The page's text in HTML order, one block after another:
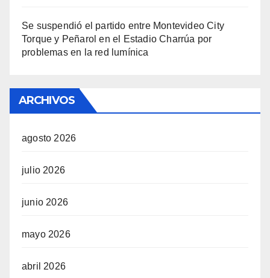
Se suspendió el partido entre Montevideo City
Torque y Peñarol en el Estadio Charrúa por
problemas en la red lumínica
ARCHIVOS
agosto 2026
julio 2026
junio 2026
mayo 2026
abril 2026